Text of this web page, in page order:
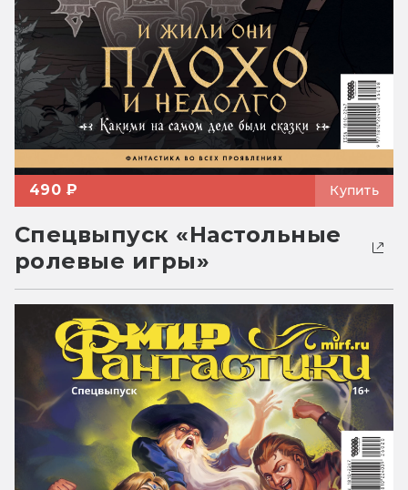
490 ₽ Купить
Спецвыпуск «Настольные
ролевые игры»